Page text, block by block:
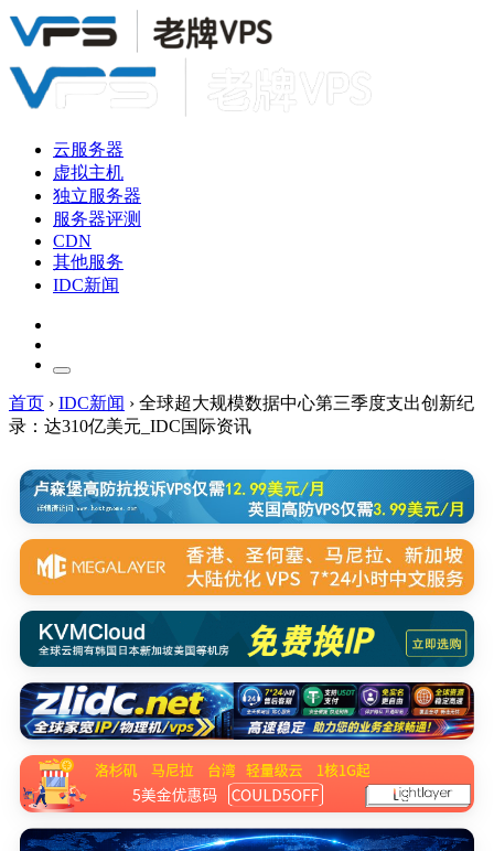
云服务器
虚拟主机
独立服务器
服务器评测
CDN
其他服务
IDC新闻
首页 › IDC新闻 › 全球超大规模数据中心第三季度支出创新纪
录：达310亿美元_IDC国际资讯